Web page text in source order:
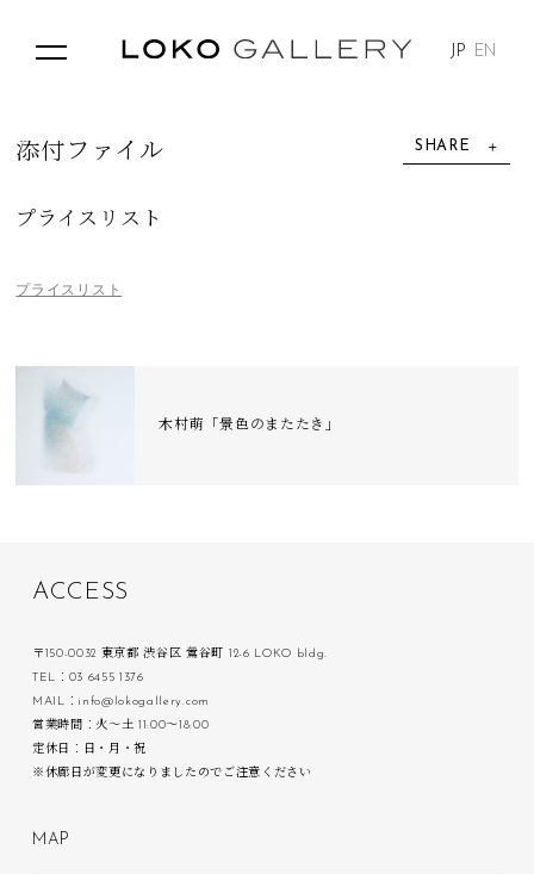
JP EN
SHARE
添付 フ ァ イ ル
プライスリスト
プライスリスト
木村萌「景色のまたたき」
ACC ESS
〒150-0032 東京都 渋谷区 鶯谷町 12-6 LOKO bldg.
TEL：03 6455 1376
MAIL：info@lokogallery.com
営業時間：火〜土 11:00〜18:00
定休日：日・月・祝
※休廊日が変更になりましたのでご注意ください
M A P